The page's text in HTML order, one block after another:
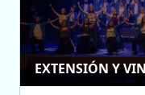
EXTENSIÓN Y